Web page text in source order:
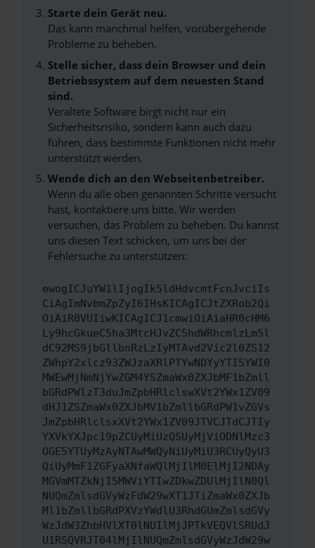
Starte dein Gerät neu.
Das kann manchmal helfen, vorübergehende
Probleme zu beheben.
Stelle sicher, dass dein Browser und dein
Betriebssystem auf dem neuesten Stand
sind.
Veraltete Software birgt nicht nur ein
Sicherheitsrisiko, sondern kann auch dazu
führen, dass bestimmte Funktionen nicht mehr
unterstützt werden.
Wende dich an den Webseitenbetreiber.
Wenn du alle oben genannten Schritte versucht
hast, kontaktiere uns bitte. Wir werden
versuchen, das Problem zu beheben. Du kannst
uns diesen Text schicken, um uns bei der
Fehlersuche zu unterstützen:
ewogICJuYW1lIjogIk5ldHdvcmtFcnJvciIs
CiAgImNvbmZpZyI6IHsKICAgICJtZXRob2Qi
OiAiR0VUIiwKICAgICJ1cmwiOiAiaHR0cHM6
Ly9hcGkueC5ha3MtcHJvZC5hdWRhcmlzLm5l
dC92MS9jbGllbnRzLzIyMTAvd2Vic2l0ZS12
ZWhpY2xlcz93ZWJzaXRlPTYwNDYyYTI5YWI0
MWEwMjNmNjYwZGM4YSZmaWx0ZXJbMF1bZmll
bGRdPWlzT3duJmZpbHRlclswXVt2YWx1ZV09
dHJ1ZSZmaWx0ZXJbMV1bZmllbGRdPW1vZGVs
JmZpbHRlclsxXVt2YWx1ZV09JTVCJTdCJTIy
YXVkYXJpc19pZCUyMiUzQSUyMjViODNlMzc3
OGE5YTUyMzAyNTAwMWQyNiUyMiU3RCUyQyU3
QiUyMmF1ZGFyaXNfaWQlMjIlM0ElMjI2NDAy
MGVmMTZkNjI5MWViYTIwZDkwZDUlMjIlN0Ql
NUQmZmlsdGVyWzFdW29wXT1JTiZmaWx0ZXJb
Ml1bZmllbGRdPXVzYWdlU3RhdGUmZmlsdGVy
WzJdW3ZhbHVlXT0lNUIlMjJPTkVEQVlSRUdJ
U1RSQVRJT04lMjIlNUQmZmlsdGVyWzJdW29w